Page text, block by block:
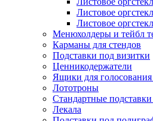
Листовое
Листовое
Менюхолдеры и тейбл
Карманы для стендов
Подставки под визитки
Ценникодержатели
Ящики для голосования
Лототроны
Стандартные подставки
Лекала